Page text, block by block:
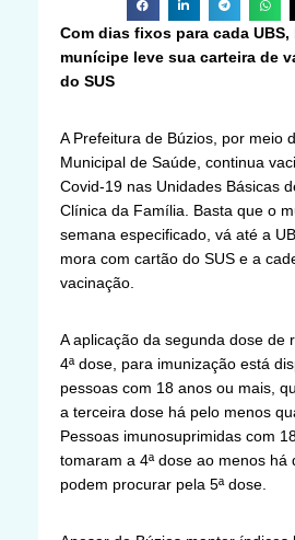
Com dias fixos para cada UBS,
munícipe leve sua carteira de
do SUS
A Prefeitura de Búzios, por meio
Municipal de Saúde, continua
Covid-19 nas Unidades Básicas
Clínica da Família. Basta que o
semana especificado, vá até a
mora com cartão do SUS e a
vacinação.
A aplicação da segunda dose de
4ª dose, para imunização está
pessoas com 18 anos ou mais,
a terceira dose há pelo menos
Pessoas imunosuprimidas com
tomaram a 4ª dose ao menos há
podem procurar pela 5ª dose.